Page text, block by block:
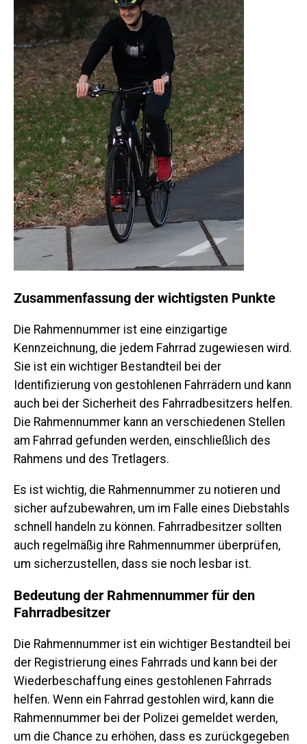
Zusammenfassung der wichtigsten Punkte
Die Rahmennummer ist eine einzigartige
Kennzeichnung, die jedem Fahrrad zugewiesen wird.
Sie ist ein wichtiger Bestandteil bei der
Identifizierung von gestohlenen Fahrrädern und kann
auch bei der Sicherheit des Fahrradbesitzers helfen.
Die Rahmennummer kann an verschiedenen Stellen
am Fahrrad gefunden werden, einschließlich des
Rahmens und des Tretlagers.
Es ist wichtig, die Rahmennummer zu notieren und
sicher aufzubewahren, um im Falle eines Diebstahls
schnell handeln zu können. Fahrradbesitzer sollten
auch regelmäßig ihre Rahmennummer überprüfen,
um sicherzustellen, dass sie noch lesbar ist.
Bedeutung der Rahmennummer für den
Fahrradbesitzer
Die Rahmennummer ist ein wichtiger Bestandteil bei
der Registrierung eines Fahrrads und kann bei der
Wiederbeschaffung eines gestohlenen Fahrrads
helfen. Wenn ein Fahrrad gestohlen wird, kann die
Rahmennummer bei der Polizei gemeldet werden,
um die Chance zu erhöhen, dass es zurückgegeben